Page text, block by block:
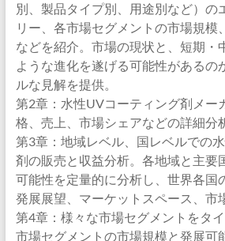
別、製品タイプ別、用途別など）の
リー、各市場セグメントの市場規模
などを紹介。市場の現状と、短期・
ような進化を遂げる可能性があるの
ルな見解を提供。
第2章：水性UVコーティング剤メー
格、売上、市場シェアなどの詳細分
第3章：地域レベル、国レベルでの
剤の販売と収益分析。各地域と主要
可能性を定量的に分析し、世界各国
発展展望、マーケットスペース、市
第4章：様々な市場セグメントをタ
市場セグメントの市場規模と発展可